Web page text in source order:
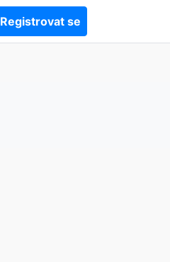
Registrovat se